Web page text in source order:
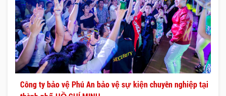
Công ty bảo vệ Phú An bảo vệ sự kiện chuyên nghiệp tại